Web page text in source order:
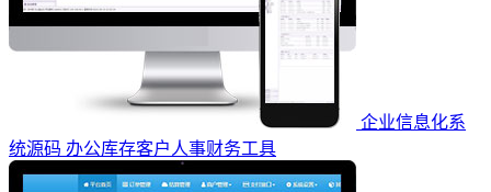
企业信息化系
统源码 办公库存客户人事财务工具